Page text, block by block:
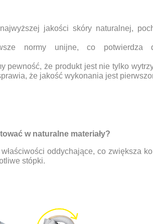
jakości skóry naturalnej,
normy unijne, co potwierdza
że produkt jest nie tylko
że jakość wykonania jest
w naturalne materiały?
oddychające, co zwiększa
stópki.